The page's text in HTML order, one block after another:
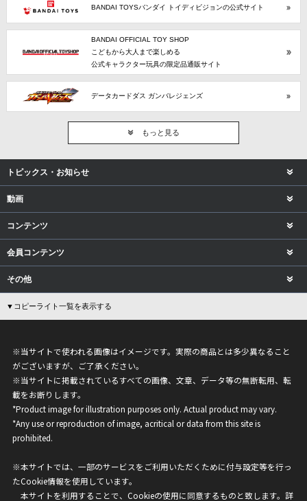
BANDAI TOYSバンダイ トイディビジョンの公式サイト
BANDAI OFFICIAL TOY SHOP
こどもから大人まで楽しめる
公式キャラクター玩具の限定品通販サイト
データカードダス ガンバレジェンズ
もっと見る
トピックス・お知らせ
動画
コンテンツ
会員コンテンツ
その他
▼コピーライト一覧を表示する
※当サイトで使われる画像はイメージです。実際の商品とは多少異なること
がございますが、ご了承ください。
※当サイトに掲載されているすべての画像、文章、データ等の無断転用、転
載をお断りします。
*Product image for illustration purposes only. Actual product may vary.
*Any use or reproduction of image, acritical or data from this site is
prohibited.
※本サイトでは、一部のサービスをご利用いただくために付与設定等を行っ
たCookie情報を使用しています。
本サイトを利用することで、Cookieの使用に同意するものと致します。詳